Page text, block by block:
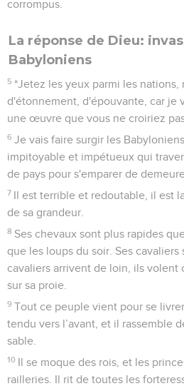
corrompus.
La réponse de Dieu:
Babyloniens
5 *Jetez les yeux parmi les nations,
d'étonnement, d'épouvante, car je
une œuvre que vous ne croiriez
6 Je vais faire surgir les
impitoyable et impétueux qui
de pays pour s'emparer de
7 Il est terrible et redoutable, il est
de sa grandeur.
8 Ses chevaux sont plus rapides
que les loups du soir. Ses cavaliers
cavaliers arrivent de loin, ils volent
sur sa proie.
9 Tout ce peuple vient pour se
tendu vers l’avant, et il rassemble
sable.
10 Il se moque des rois, et les
railleries. Il rit de toutes les